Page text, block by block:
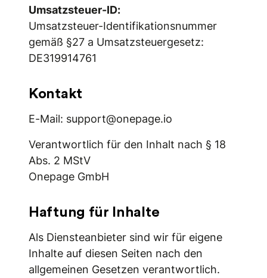
Umsatzsteuer-ID:
Umsatzsteuer-Identifikationsnummer
gemäß §27 a Umsatzsteuergesetz:
DE319914761
Kontakt
E-Mail: support@onepage.io
Verantwortlich für den Inhalt nach § 18
Abs. 2 MStV
Onepage GmbH
Haftung für Inhalte
Als Diensteanbieter sind wir für eigene
Inhalte auf diesen Seiten nach den
allgemeinen Gesetzen verantwortlich.